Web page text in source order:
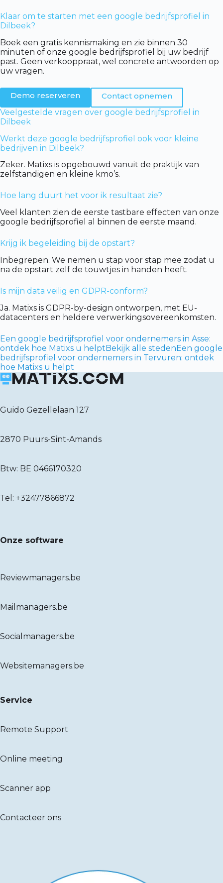
Klaar om te starten met een google bedrijfsprofiel in
Dilbeek?
Boek een gratis kennismaking en zie binnen 30
minuten of onze google bedrijfsprofiel bij uw bedrijf
past. Geen verkooppraat, wel concrete antwoorden op
uw vragen.
Demo reserveren
Contact opnemen
Veelgestelde vragen over google bedrijfsprofiel in
Dilbeek
Werkt deze google bedrijfsprofiel ook voor kleine
bedrijven in Dilbeek?
Zeker. Matixs is opgebouwd vanuit de praktijk van
zelfstandigen en kleine kmo’s.
Hoe lang duurt het voor ik resultaat zie?
Veel klanten zien de eerste tastbare effecten van onze
google bedrijfsprofiel al binnen de eerste maand.
Krijg ik begeleiding bij de opstart?
Inbegrepen. We nemen u stap voor stap mee zodat u
na de opstart zelf de touwtjes in handen heeft.
Is mijn data veilig en GDPR-conform?
Ja. Matixs is GDPR-by-design ontworpen, met EU-
datacenters en heldere verwerkingsovereenkomsten.
Een google bedrijfsprofiel voor ondernemers in Asse:
ontdek hoe Matixs u helptBekijk alle stedenEen google
bedrijfsprofiel voor ondernemers in Tervuren: ontdek
hoe Matixs u helpt
Guido Gezellelaan 127
2870 Puurs-Sint-Amands
Btw: BE 0466170320
Tel: +32477866872
Onze software
Reviewmanagers.be
Mailmanagers.be
Socialmanagers.be
Websitemanagers.be
Service
Remote Support
Online meeting
Scanner app
Contacteer ons